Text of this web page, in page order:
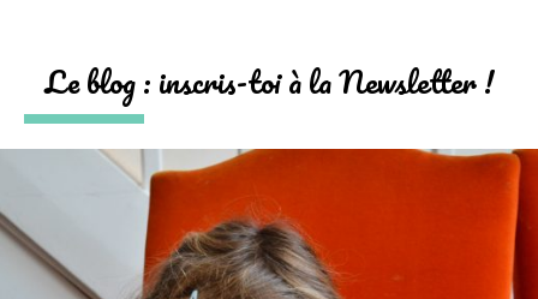
Le blog : inscris-toi à la Newsletter !